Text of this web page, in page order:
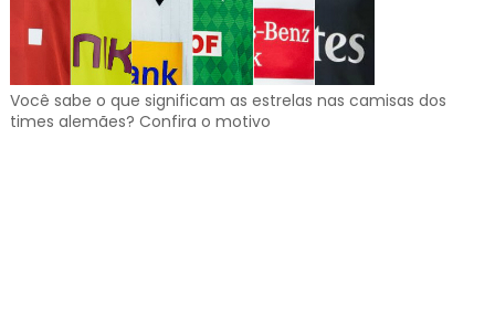
Você sabe o que significam as estrelas nas camisas dos
times alemães? Confira o motivo